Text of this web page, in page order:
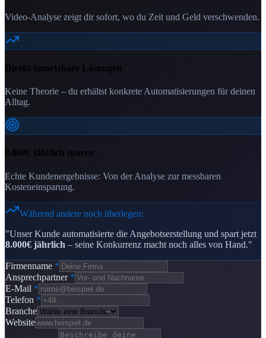
Video-Analyse zeigt dir sofort, wo du Zeit und Geld verschwenden.
Direkt umsetzbare Lösungen
Keine Theorie – du erhältst konkrete Automatisierungen für deinen
Alltag.
8.000€ jährlich sparen
Echte Kundenergebnisse: Von der Analyse zur messbaren
Kosteneinsparung.
Während andere noch überlegen:
"Unser Kunde automatisierte die Angebotserstellung und spart jetzt
8.000€ jährlich – seine Konkurrenz macht noch alles von Hand."
Firmenname *
Ansprechpartner *
E-Mail *
Telefon *
Branche
Website